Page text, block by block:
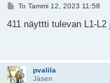
V
e
To Tammi 12, 2023 11:58
411 näyttti tulevan L1-
pvalila
Jäsen